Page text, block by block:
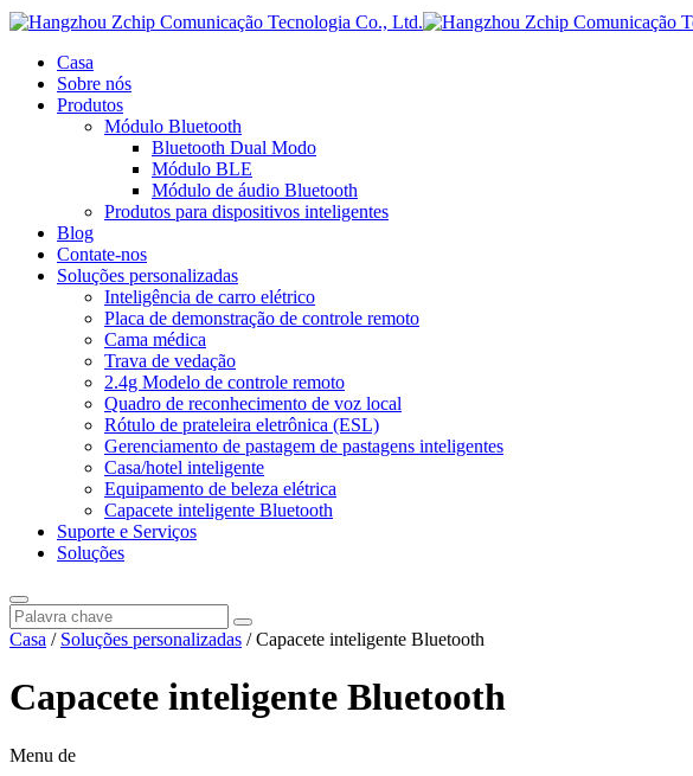
Casa
Sobre nós
Produtos
Módulo Bluetooth
Bluetooth Dual Modo
Módulo BLE
Módulo de áudio Bluetooth
Produtos para dispositivos inteligentes
Blog
Contate-nos
Soluções personalizadas
Inteligência de carro elétrico
Placa de demonstração de controle remoto
Cama médica
Trava de vedação
2.4g Modelo de controle remoto
Quadro de reconhecimento de voz local
Rótulo de prateleira eletrônica (ESL)
Gerenciamento de pastagem de pastagens inteligentes
Casa/hotel inteligente
Equipamento de beleza elétrica
Capacete inteligente Bluetooth
Suporte e Serviços
Soluções
Casa / Soluções personalizadas / Capacete inteligente Bluetooth
Capacete inteligente Bluetooth
Menu de